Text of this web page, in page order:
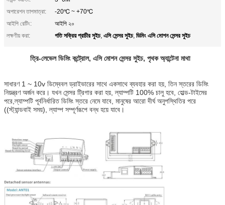
অপারেশন তাপমাত্রা:
-20℃ ~ +70℃
আইপি রেটিং:
আইপি ২০
লক্ষণীয় করা:
গতি সক্রিয় প্রাচীর সুইচ, এসি সেন্সর সুইচ, ডিমিং এসি মোশন সেন্সর সুইচ
ত্রি-লেভেল ডিমিং কন্ট্রোল, এসি মোশন সেন্সর সুইচ, পৃথক অ্যান্টেনা মাথা
সাধারণ 1 ~ 10v ডিম্বেবল ড্রাইভারের সাথে একসাথে ব্যবহার করা হয়, তিন স্তরের ডিমিং
নিয়ন্ত্রণ অর্জন করে। যখন সেন্সর ট্রিগার করা হয়, ল্যাম্পটি 100% চালু হবে, হোল্ড-টাইমের
পরে,ল্যাম্পটি পূর্বনির্ধারিত ডিমিং স্তরে নেমে যাবে, মানুষের আরো দীর্ঘ অনুপস্থিতির পরে
((স্ট্যান্ডবাই সময়), ল্যাম্প সম্পূর্ণরূপে বন্ধ হয়ে যাবে।